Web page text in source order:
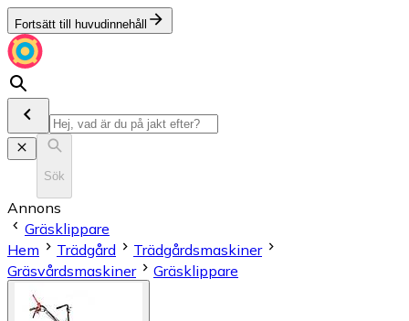
Fortsätt till huvudinnehåll
Sök
Annons
Gräsklippare
Hem
Trädgård
Trädgårdsmaskiner
Gräsvårdsmaskiner
Gräsklippare